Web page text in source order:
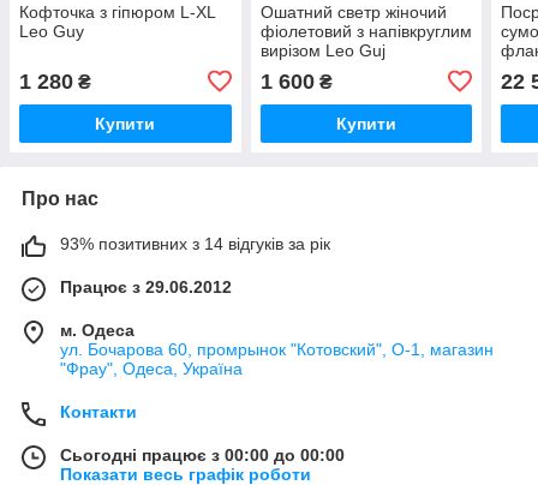
Кофточка з гіпюром L-XL
Leo Guy
1 280 ₴
Купити
Ошатний светр жіночий
фіолетовий з напівкруглим
вирізом Leo Guj
1 600₴
Купити
22
Про нас
93% позитивних з 14 відгуків за рік
Працює з 29.06.2012
м. Одеса
ул. Бочарова 60, промрынок "Котовский", О-1, магазин
"Фрау", Одеса, Україна
Контакти
Сьогодні працює з 00:00 до 00:00
Показати весь графік роботи